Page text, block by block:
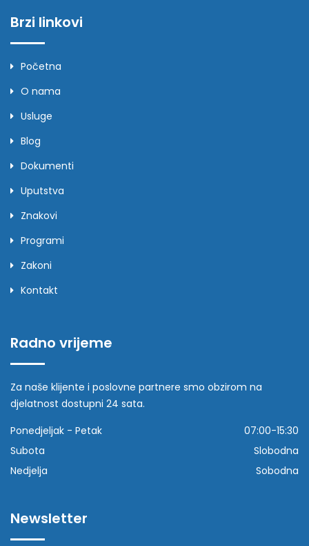
Brzi linkovi
Početna
O nama
Usluge
Blog
Dokumenti
Uputstva
Znakovi
Programi
Zakoni
Kontakt
Radno vrijeme
Za naše klijente i poslovne partnere smo obzirom na
djelatnost dostupni 24 sata.
Ponedjeljak - Petak
07:00-15:30
Subota
Slobodna
Nedjelja
Sobodna
Newsletter